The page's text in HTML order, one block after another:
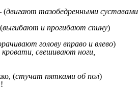
(двигают тазобедренными суставами
выгибают и прогибают спину)
голову вправо и влево)
кровати, свешивают ноги,
(стучат пятками об пол)